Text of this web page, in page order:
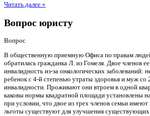
Читать далее »
Вопрос юристу
Вопрос
В общественную приемную Офиса по правам
обратилась гражданка Л. из Гомеля. Двое членов
инвалидность из-за онкологических заболеваний:
ребенок с 4-й степенью утраты здоровья и муж со
инвалидности. Проживают они втроем в одной
каковы нормы квадратной площади установлены
при условии, что двое из трех членов семьи имеют
льготы существуют для улучшения